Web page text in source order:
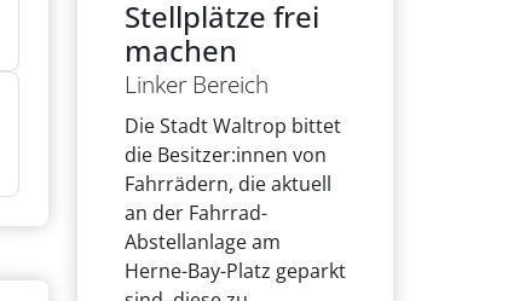
Stellplätze frei
machen
Linker Bereich
Die Stadt Waltrop bittet
die Besitzer:innen von
Fahrrädern, die aktuell
an der Fahrrad-
Abstellanlage am
Herne-Bay-Platz geparkt